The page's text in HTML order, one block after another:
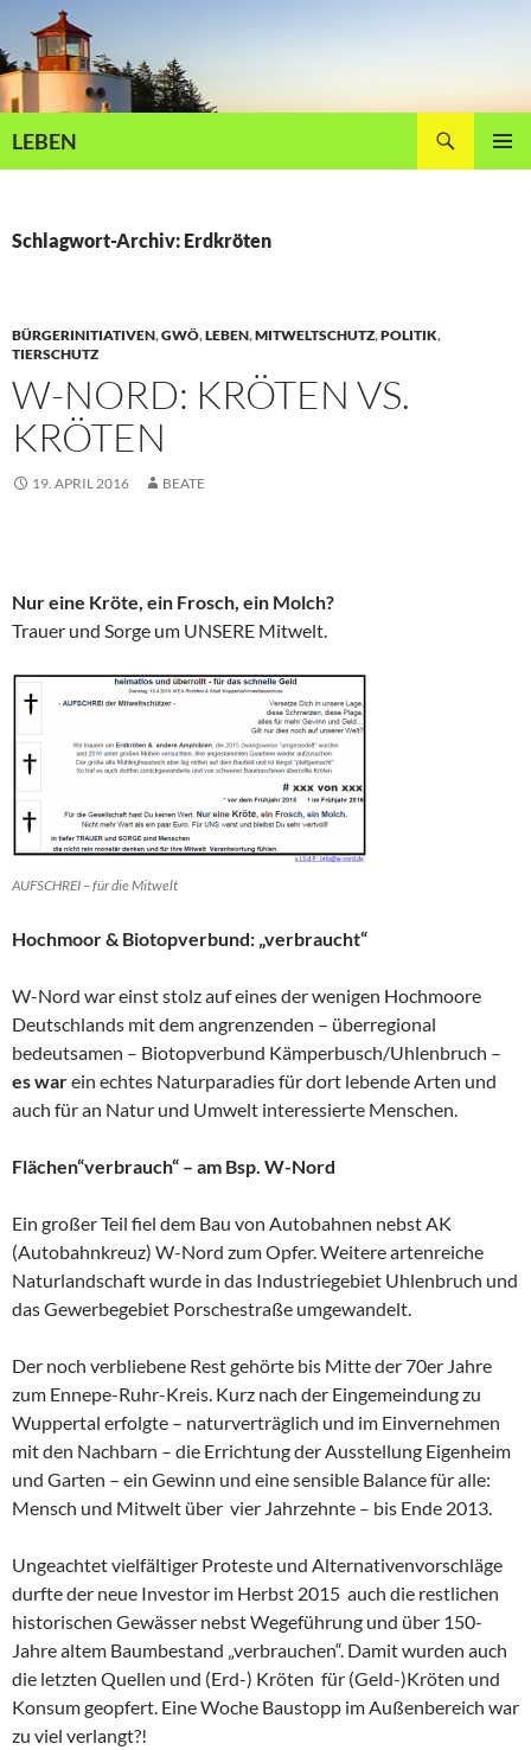
Inhalt
springen
LEBEN
Schlagwort-Archiv: Erdkröten
BÜRGERINITIATIVEN,GWÖ,LEBEN,MITWELTSCHUTZ,POLITIK,
TIERSCHUTZ
W-NORD: KRÖTEN VS.
KRÖTEN
19. APRIL 2016 BEATE
Nur eine Kröte, ein Frosch, ein Molch?
Trauer und Sorge um UNSERE Mitwelt.
AUFSCHREI – für die Mitwelt
Hochmoor & Biotopverbund: „verbraucht“
W-Nord war einst stolz auf eines der wenigen Hochmoore
Deutschlands mit dem angrenzenden – überregional
bedeutsamen – Biotopverbund Kämperbusch/Uhlenbruch –
es warein echtes Naturparadies für dort lebende Arten und
auch für an Natur und Umwelt interessierte Menschen.
Flächen“verbrauch“ – am Bsp. W-Nord
Ein großer Teil fiel dem Bau von Autobahnen nebst AK
(Autobahnkreuz) W-Nord zum Opfer. Weitere artenreiche
Naturlandschaft wurde in das Industriegebiet Uhlenbruch und
das Gewerbegebiet Porschestraße umgewandelt.
Der noch verbliebene Rest gehörte bis Mitte der 70er Jahre
zum Ennepe-Ruhr-Kreis. Kurz nach der Eingemeindung zu
Wuppertal erfolgte – naturverträglich und im Einvernehmen
mit den Nachbarn – die Errichtung der Ausstellung Eigenheim
und Garten – ein Gewinn und eine sensible Balance für alle:
Mensch und Mitwelt über vier Jahrzehnte – bis Ende 2013.
Ungeachtet vielfältiger Proteste und Alternativenvorschläge
durfte der neue Investor im Herbst 2015 auch die restlichen
historischen Gewässer nebst Wegeführung und über 150-
Jahre altem Baumbestand „verbrauchen“. Damit wurden auch
die letzten Quellen und (Erd-) Kröten für (Geld-)Kröten und
Konsum geopfert. Eine Woche Baustopp im Außenbereich war
zu viel verlangt?!